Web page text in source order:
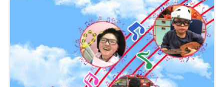
與教策略。各項活動惠及三所參與學校內482
名學生和36名教師，成果方面包括三所參與學
校的四個校本音樂科課程，以及為特殊學校音
樂科教師而設的工作坊和分享會。